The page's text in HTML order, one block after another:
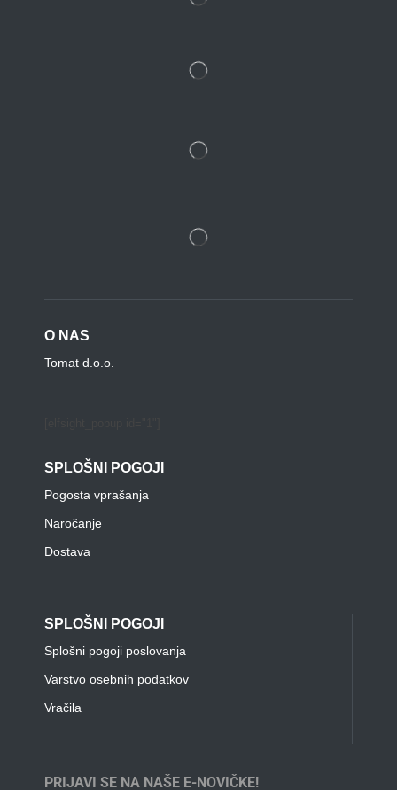
O NAS
Tomat d.o.o.
SPLOŠNI POGOJI
Pogosta vprašanja
Naročanje
Dostava
SPLOŠNI POGOJI
Splošni pogoji poslovanja
Varstvo osebnih podatkov
Vračila
PRIJAVI SE NA NAŠE E-NOVIČKE!